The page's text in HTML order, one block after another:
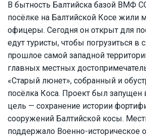
В бытность Балтийска базой ВМФ
посёлке на Балтийской Косе жили
офицеры. Сегодня он открыт для
едут туристы, чтобы погрузиться в
прошлое самой западной
главных местных
«Старый люнет», собранный и
посёлка Коса. Проект был запущен
цель — сохранение истории
сооружений Балтийской косы.
поддержало Военно-историческое